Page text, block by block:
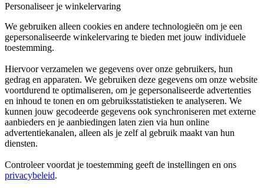
Personaliseer je winkelervaring
We gebruiken alleen cookies en andere technologieën om je een
gepersonaliseerde winkelervaring te bieden met jouw individuele
toestemming.
Hiervoor verzamelen we gegevens over onze gebruikers, hun
gedrag en apparaten. We gebruiken deze gegevens om onze website
voortdurend te optimaliseren, om je gepersonaliseerde advertenties
en inhoud te tonen en om gebruiksstatistieken te analyseren. We
kunnen jouw gecodeerde gegevens ook synchroniseren met externe
aanbieders en je aanbiedingen laten zien via hun online
advertentiekanalen, alleen als je zelf al gebruik maakt van hun
diensten.
Controleer voordat je toestemming geeft de instellingen en ons
privacybeleid.